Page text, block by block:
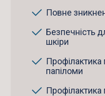
Повне
Безпечність
шкіри
папіломи
Профілактика